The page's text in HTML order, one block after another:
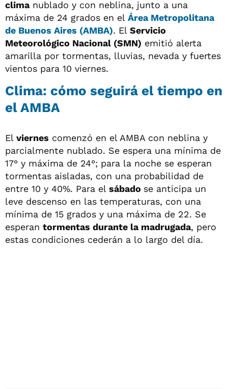
climanublado y con neblina, junto a una
máxima de 24 grados en el Área Metropolitana
de Buenos Aires (AMBA). El Servicio
Meteorológico Nacional (SMN) emitió alerta
amarilla por tormentas, lluvias, nevada y fuertes
vientos para 10 viernes.
Clima: cómo seguirá el tiempo en
el AMBA
El viernes comenzó en el AMBA con neblina y
parcialmente nublado. Se espera una mínima de
17° y máxima de 24°; para la noche se esperan
tormentas aisladas, con una probabilidad de
entre 10 y 40%. Para el sábado se anticipa un
leve descenso en las temperaturas, con una
mínima de 15 grados y una máxima de 22. Se
esperan tormentas durante la madrugada, pero
estas condiciones cederán a lo largo del día.